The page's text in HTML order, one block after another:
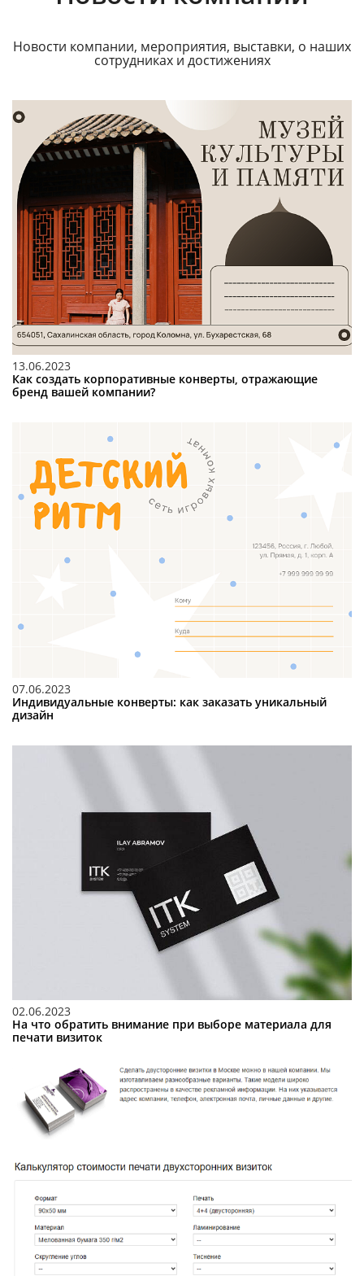
Новости компании, мероприятия, выставки, о наших
сотрудниках и достижениях
13.06.2023
Как создать корпоративные конверты, отражающие
бренд вашей компании?
07.06.2023
Индивидуальные конверты: как заказать уникальный
дизайн
02.06.2023
На что обратить внимание при выборе материала для
печати визиток